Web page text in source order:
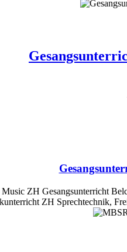
ZH Gesangsunterricht
ZH Sprechtechnik,